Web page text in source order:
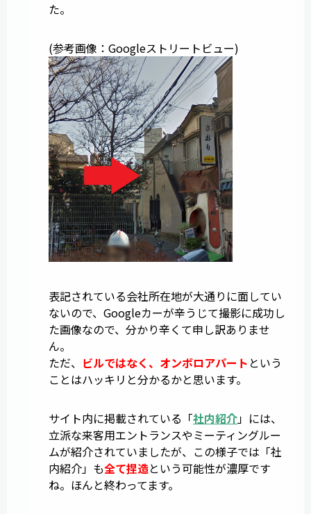
た。
(参考画像：Googleストリートビュー)
表記されている会社所在地が大通りに面してい
ないので、Googleカーが辛うじて撮影に成功し
た画像なので、分かり辛くて申し訳ありませ
ん。
ただ、 ビルではなく、オンボロアパート という
ことはハッキリと分かるかと思います。
サイト内に掲載されている「社内紹介」には、
立派な来客用エントランスやミーティングルー
ムが紹介されていましたが、この様子では「社
内紹介」も全て捏造という可能性が濃厚です
ね。ほんと終わってます。